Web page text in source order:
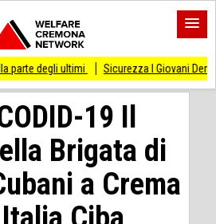
Sicurezza I Giovani Democratici
19 Il
Brigata di
a Crema